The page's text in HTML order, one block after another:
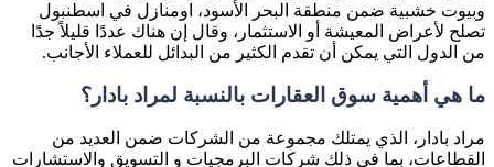
وبيوت خشبية ضمن منطقة البحر الأسود، اومنازل في اسطنبول
تصلح لأعراض المعيشة أو الاستثمار، وقال إن هناك عددًا قليلاً جدًا
من الدول التي يمكن أن تقدم الكثير من البدائل للعملاء الأجانب.
ما هي أهمية سوق العقارات بالنسبة لمراد بادار؟
مراد بادار، الذي يمتلك مجموعة من الشركات ضمن العديد من
القطاعات، بما في ذلك شركات البرمجيات و التسويق والاستشارات